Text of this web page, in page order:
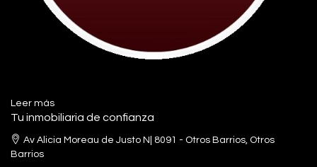
Leer más
Tu inmobiliaria de confianza
Av Alicia Moreau de Justo N| 8091 - Otros Barrios, Otros
Barrios